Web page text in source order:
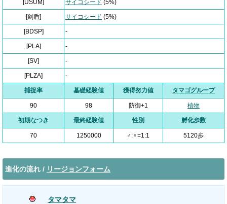
[USUM] サイコシード (5%)
[剣盾] サイコシード (5%)
[BDSP] -
[PLA] -
[SV] -
[PLZA] -
捕捉率 基礎経験値 獲得努力値 タマゴグループ
90 98 防御+1 植物
初期なつき 最終経験値 性別 孵化歩数
70 1250000 ♂:♀=1:1 5120歩
進化の流れ / リージョンフォーム
タマタマ